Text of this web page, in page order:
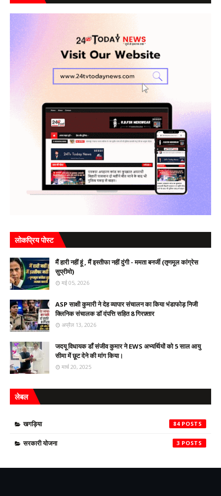
लोकप्रिय पोस्ट
मैं हारी नहीं हूं , मैं इस्तीफा नहीं दुंगी - ममता बनर्जी (तृणमूल कांग्रेस
सुप्रीमो)
मई 05, 2026
ASP साक्षी कुमारी ने देह व्यापार संचालन का किया भंडाफोड़ निजी
क्लिनिक संचालक डॉ दंपत्ति सहित 8 गिरफ़्तार
अप्रैल 13, 2026
जदयू विधायक डॉं संजीव कुमार ने EWS अभ्यर्थियों को 5 साल आयु
सीमा में छूट देने की मांग किया।
मार्च 20, 2025
लेबल
खगड़िया 84
सरकारी योजना 3